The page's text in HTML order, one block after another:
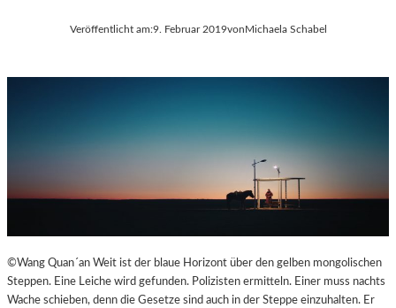
Veröffentlicht am:9. Februar 2019vonMichaela Schabel
©Wang Quan´an Weit ist der blaue Horizont über den gelben mongolischen
Steppen. Eine Leiche wird gefunden. Polizisten ermitteln. Einer muss nachts
Wache schieben, denn die Gesetze sind auch in der Steppe einzuhalten. Er